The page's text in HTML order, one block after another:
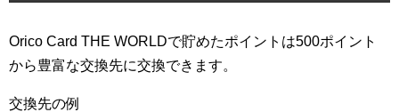
Orico Card THE WORLDで貯めたポイントは500ポイント
から豊富な交換先に交換できます。
交換先の例